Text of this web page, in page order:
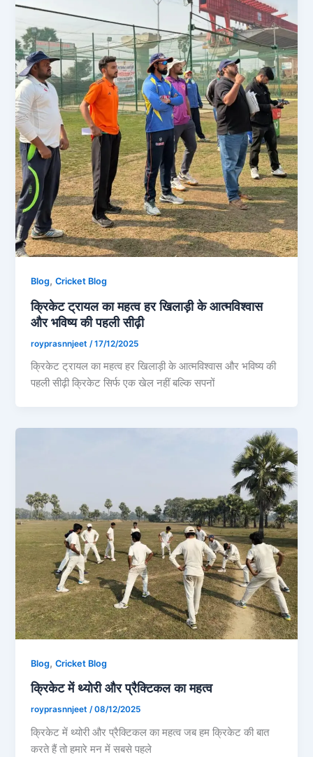
Blog,Cricket Blog
क्रिकेट ट्रायल का महत्व हर खिलाड़ी के आत्मविश्वास
और भविष्य की पहली सीढ़ी
royprasnnjeet /17/12/2025
क्रिकेट ट्रायल का महत्व हर खिलाड़ी के आत्मविश्वास और भविष्य की
पहली सीढ़ी क्रिकेट सिर्फ एक खेल नहीं बल्कि सपनों
Blog,Cricket Blog
क्रिकेट में थ्योरी और प्रैक्टिकल का महत्व
royprasnnjeet/08/12/2025
क्रिकेट में थ्योरी और प्रैक्टिकल का महत्व जब हम क्रिकेट की बात
करते हैं तो हमारे मन में सबसे पहले